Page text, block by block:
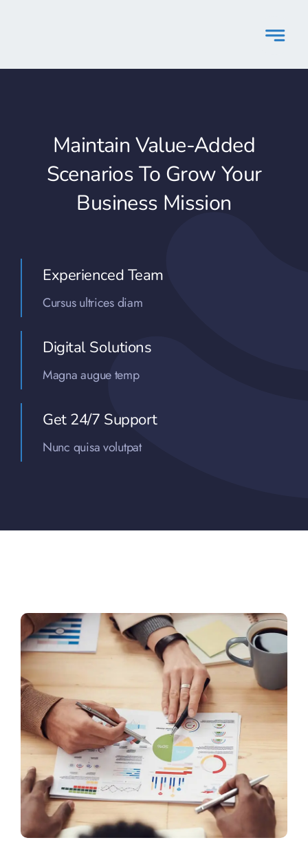
Maintain Value-Added
Scenarios To Grow Your
Business Mission
Experienced Team
Cursus ultrices diam
Digital Solutions
Magna augue temp
Get 24/7 Support
Nunc quisa volutpat